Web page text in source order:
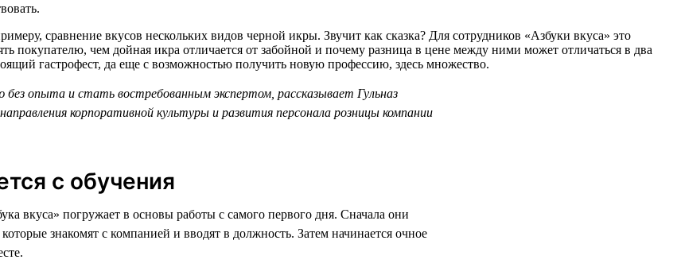
сравнение вкусов нескольких видов черной икры. Звучит как сказка? Для сотрудников «Азбуки вкуса» это
покупателю, чем дойная икра отличается от забойной и почему разница в цене между ними может отличаться в два
гастрофест, да еще с возможностью получить новую профессию, здесь множество.
опыта и стать востребованным экспертом, рассказывает Гульназ
корпоративной культуры и развития персонала розницы компании
с обучения
вкуса» погружает в основы работы с самого первого дня. Сначала они
знакомят с компанией и вводят в должность. Затем начинается очное